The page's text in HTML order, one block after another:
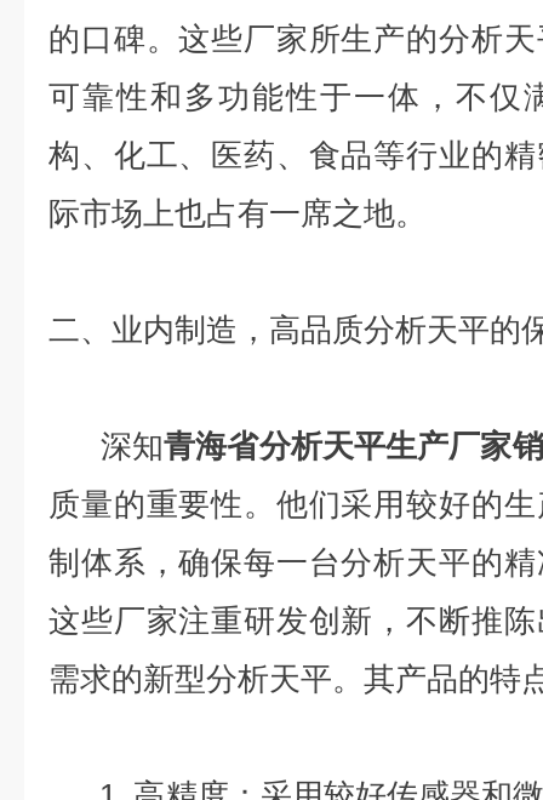
的口碑。这些厂家所生产的分析
可靠性和多功能性于一体，不仅
构、化工、医药、食品等行业的
际市场上也占有一席之地。
二、业内制造，高品质分析天平的
深知青海省分析天平生产厂家
质量的重要性。他们采用较好的
制体系，确保每一台分析天平的
这些厂家注重研发创新，不断推
需求的新型分析天平。其产品的特